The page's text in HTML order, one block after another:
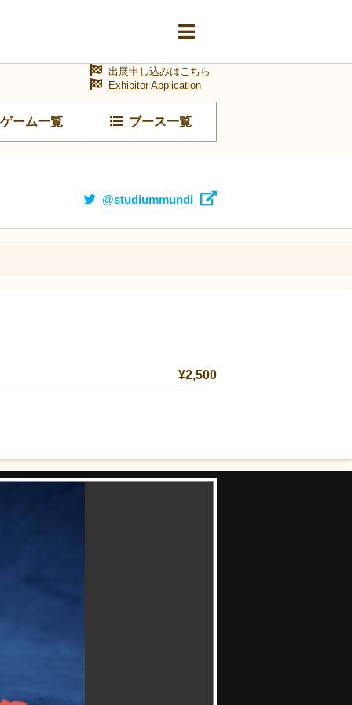
ゲーム一覧 ブース一覧
出展申し込みはこちら
Exhibitor Application
@studiummundi
¥2,500